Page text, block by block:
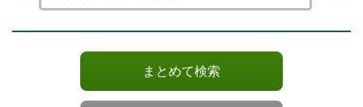
まとめて検索